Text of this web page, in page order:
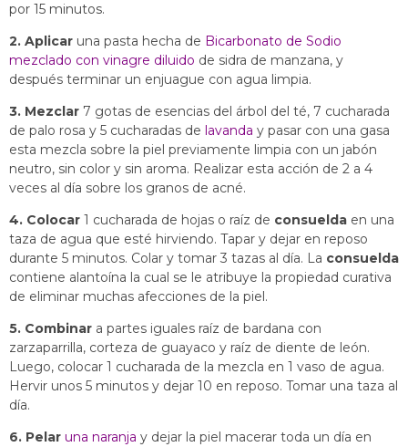
por 15 minutos.
2. Aplicar una pasta hecha de Bicarbonato de Sodio
mezclado con vinagre diluido de sidra de manzana, y
después terminar un enjuague con agua limpia.
3. Mezclar 7 gotas de esencias del árbol del té, 7 cucharada
de palo rosa y 5 cucharadas de lavanda y pasar con una gasa
esta mezcla sobre la piel previamente limpia con un jabón
neutro, sin color y sin aroma. Realizar esta acción de 2 a 4
veces al día sobre los granos de acné.
4. Colocar 1 cucharada de hojas o raíz de consuelda en una
taza de agua que esté hirviendo. Tapar y dejar en reposo
durante 5 minutos. Colar y tomar 3 tazas al día. La consuelda
contiene alantoína la cual se le atribuye la propiedad curativa
de eliminar muchas afecciones de la piel.
5. Combinar a partes iguales raíz de bardana con
zarzaparrilla, corteza de guayaco y raíz de diente de león.
Luego, colocar 1 cucharada de la mezcla en 1 vaso de agua.
Hervir unos 5 minutos y dejar 10 en reposo. Tomar una taza al
día.
6. Pelar una naranja y dejar la piel macerar toda un día en